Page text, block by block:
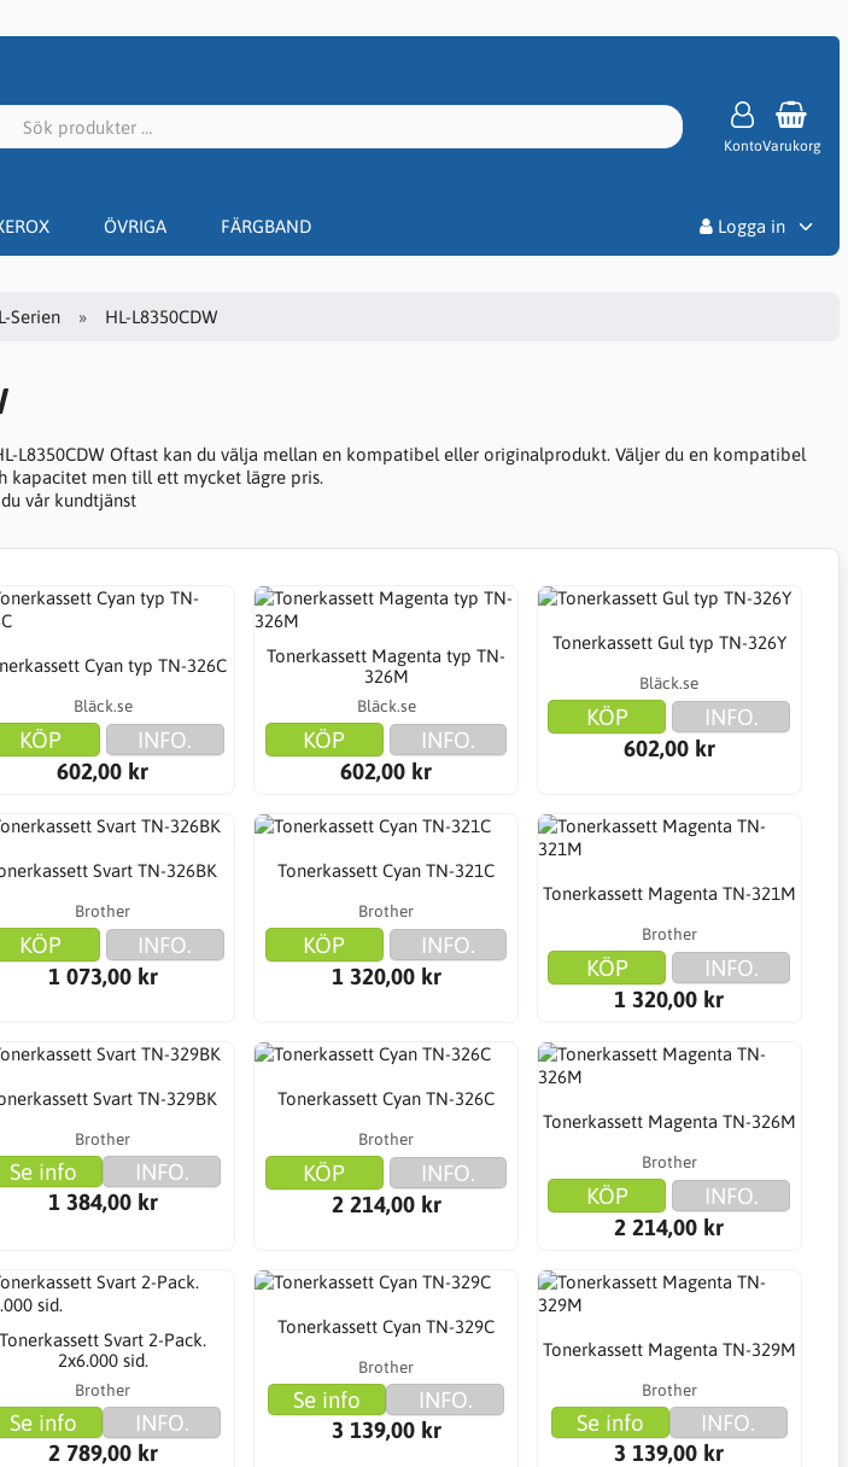
KontoVarukorg
ÖVRIGA FÄRGBAND
Logga in
Serien HL-L8350CDW
L8350CDW Oftast kan du välja mellan en kompatibel eller originalprodukt. Väljer du en kompatibel
kapacitet men till ett mycket lägre pris.
vår kundtjänst
Cyan typ TN-326C
Bläck.se
KÖP
INFO.
602,00 kr
Tonerkassett Magenta typ TN-
326M
Bläck.se
KÖP
INFO.
602,00 kr
Tonerkassett Gul typ TN-326Y
Bläck.se
KÖP
INFO.
602,00 kr
Svart TN-326BK
Brother
KÖP
INFO.
1 073,00 kr
Tonerkassett Cyan TN-321C
Brother
KÖP
INFO.
1 320,00 kr
Tonerkassett Magenta TN-321M
Brother
KÖP
INFO.
1 320,00 kr
Svart TN-329BK
Brother
Se info
INFO.
1 384,00 kr
Tonerkassett Cyan TN-326C
Brother
KÖP
INFO.
2 214,00 kr
Tonerkassett Magenta TN-326M
Brother
KÖP
INFO.
2 214,00 kr
Tonerkassett Svart 2-Pack.
2x6.000 sid.
Brother
Se info
INFO.
2 789,00 kr
Tonerkassett Cyan TN-329C
Brother
Se info
INFO.
3 139,00 kr
Tonerkassett Magenta TN-329M
Brother
Se info
INFO.
3 139,00 kr